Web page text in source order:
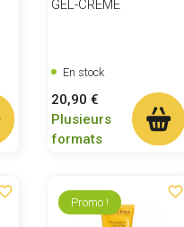
GEL-CRÈME
En stock
Prix
20,90 €
Plusieurs
formats
favorite_border
Promo !